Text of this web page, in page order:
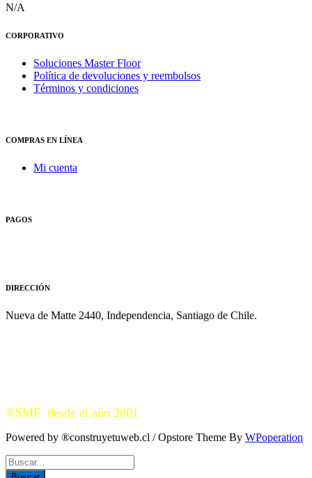
N/A
CORPORATIVO
Soluciones Master Floor
Política de devoluciones y reembolsos
Términos y condiciones
COMPRAS EN LÍNEA
Mi cuenta
PAGOS
DIRECCIÓN
Nueva de Matte 2440, Independencia, Santiago de Chile.
®SMF desde el año 2001
Powered by ®construyetuweb.cl / Opstore Theme By WPoperation
Buscar: